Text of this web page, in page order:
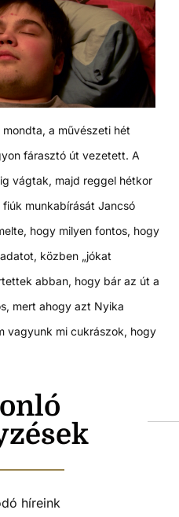
a művészeti hét
fárasztó út vezetett. A
vágtak, majd reggel hétkor
munkabírását Jancsó
hogy milyen fontos, hogy
közben „jókat
abban, hogy bár az út a
mert ahogy azt Nyika
vagyunk mi cukrászok, hogy
híreink